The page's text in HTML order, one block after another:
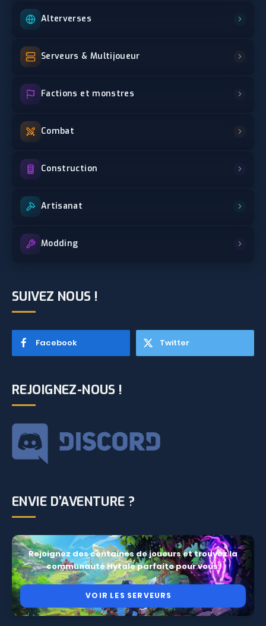
Alterverses
Serveurs & Multijoueur
Factions et monstres
Combat
Construction
Artisanat
Modding
SUIVEZ NOUS !
Facebook Twitter
REJOIGNEZ-NOUS !
ENVIE D’AVENTURE ?
Rejoignez des centaines de joueurs et trouvez la
communauté Hytale parfaite pour vous.
VOIR LES SERVEURS